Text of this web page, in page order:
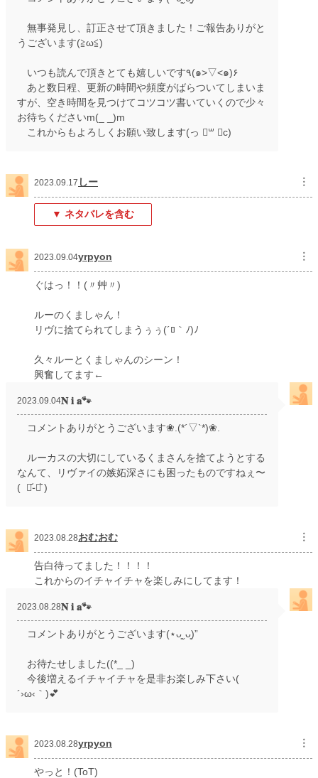
無事発見し、訂正させて頂きました！ご報告ありがと
うございます(≧ω≦)
いつも読んで頂きとても嬉しいです٩(๑>▽<๑)۶
あと数日程、更新の時間や頻度がばらついてしまいま
すが、空き時間を見つけてコツコツ書いていくので少々
お待ちくださいm(_ _)m
これからもよろしくお願い致します‪(っ ॑꒳ ॑c)
2023.09.17 しー ︙
▼ ネタバレを含む
2023.09.04yrpyon ︙
ぐはっ！！(〃艸〃)
ルーのくましゃん！
リヴに捨てられてしまうぅぅ(´ﾛ｀ﾉ)ﾉ
久々ルーとくましゃんのシーン！
興奮してます←
2023.09.04𝐍 𝐢 𝐚🐾
コメントありがとうございます❀.(*´▽`*)❀.
ルーカスの大切にしているくまさんを捨てようとする
なんて、リヴァイの嫉妬深さにも困ったものですねぇ〜
( ･᷄֊･᷅ )
2023.08.28おむおむ ︙
告白待ってました！！！！
これからのイチャイチャを楽しみにしてます！
2023.08.28𝐍 𝐢 𝐚🐾
コメントありがとうございます(⋆ᴗ͈ˬᴗ͈)”
お待たせしました((*_ _)
今後増えるイチャイチャを是非お楽しみ下さい(
´›ω‹｀)💕
2023.08.28yrpyon ︙
やっと！(ToT)